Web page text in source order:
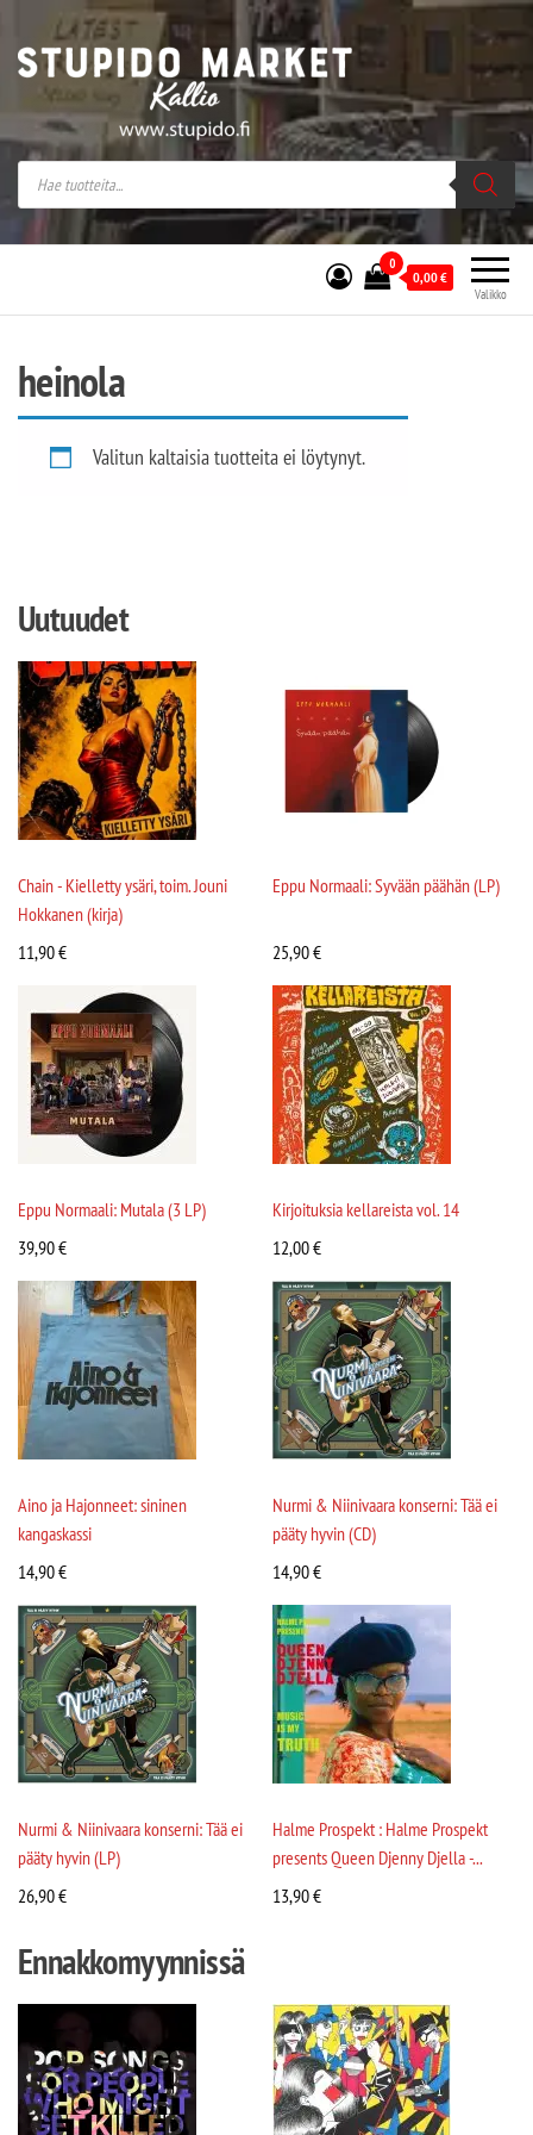
Stupido Market – verkossa ja kivijalassa
Stupido Market on vaihtoehtomusaan
erikoistunut verkko- sekä
kivijalkakauppa Helsingissä Kallion
sydämessä.
Valikko
0
0,00€
heinola
Valitun kaltaisia tuotteita ei löytynyt.
Uutuudet
Chain - Kielletty ysäri, toim. Jouni
Hokkanen (kirja)
11,90€
Eppu Normaali: Syvään päähän (LP)
25,90€
Eppu Normaali: Mutala (3 LP)
39,90€
Kirjoituksia kellareista vol. 14
12,00€
Aino ja Hajonneet: sininen
kangaskassi
14,90€
Nurmi & Niinivaara konserni: Tää ei
pääty hyvin (CD)
14,90€
Nurmi & Niinivaara konserni: Tää ei
pääty hyvin (LP)
26,90€
Halme Prospekt : Halme Prospekt
presents Queen Djenny Djella -...
13,90€
Ennakkomyynnissä